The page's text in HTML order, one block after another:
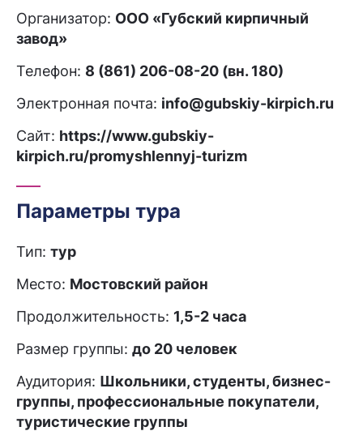
Организатор: ООО «Губский кирпичный
завод»
Телефон: 8 (861) 206-08-20 (вн. 180)
Электронная почта: info@gubskiy-kirpich.ru
Сайт: https://www.gubskiy-
kirpich.ru/promyshlennyj-turizm
Параметры тура
Тип: тур
Место: Мостовский район
Продолжительность: 1,5-2 часа
Размер группы: до 20 человек
Аудитория: Школьники, студенты, бизнес-
группы, профессиональные покупатели,
туристические группы